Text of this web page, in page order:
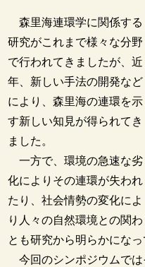
森里海連環学に関係する
研究がこれまで様々な分野
で行われてきましたが、近
年、新しい手法の開発など
により、森里海の連環を示
す新しい知見が得られてき
ました。
一方で、環境の急速な劣
化によりその連環が失われ
たり、社会情勢の変化によ
り人々の自然環境との関
とも研究から明らかになっ
今回のシンポジウムでは